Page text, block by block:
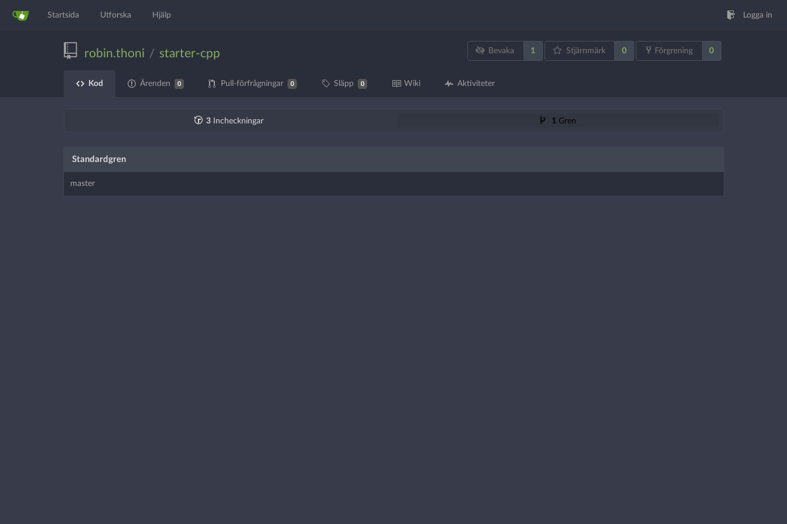
Startsida Utforska Hjälp Logga in
robin.thoni / starter-cpp Bevaka 1 Stjärnmärk 0 Förgrening 0
Kod Ärenden 0 Pull-förfrågningar 0 Släpp 0 Wiki Aktiviteter
3Incheckningar 1 Gren
Standardgren
master